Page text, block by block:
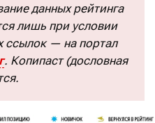
данных рейтинга
лишь при условии
ссылок — на портал
. Копипаст (дословная